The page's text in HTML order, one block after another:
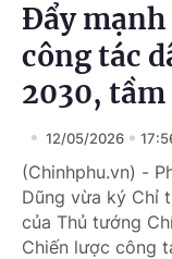
Đẩy
công tác
2030,
12/05/2026
(Chinhphu.vn) -
Dũng vừa ký Chỉ
của Thủ tướng
Chiến lược công